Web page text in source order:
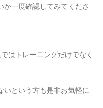
一度確認してみてくださ
はトレーニングだけでなく
いという方も是非お気軽に